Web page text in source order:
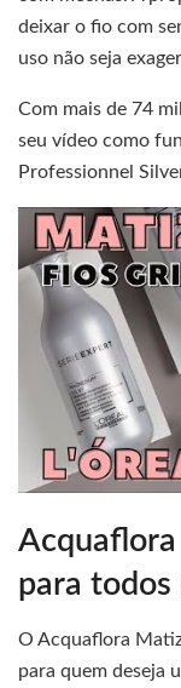
deixar o fio com
uso não seja
Com mais de 74
seu vídeo como
Professionnel
para todos
O Acquaflora
para quem deseja